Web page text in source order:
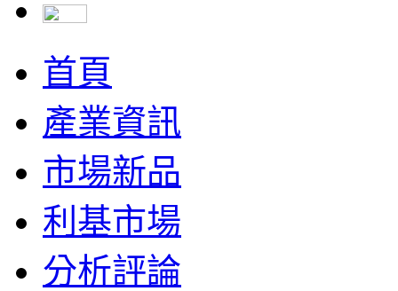
首頁
產業資訊
市場新品
利基市場
分析評論